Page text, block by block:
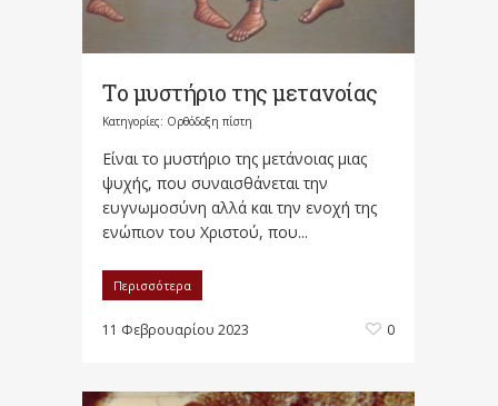
Tο μυστήριο της μετανοίας
Κατηγορίες: Ορθόδοξη πίστη
Είναι το μυστήριο της μετάνοιας μιας
ψυχής, που συναισθάνεται την
ευγνωμοσύνη αλλά και την ενοχή της
ενώπιον του Χριστού, που...
Περισσότερα
11 Φεβρουαρίου 2023 0